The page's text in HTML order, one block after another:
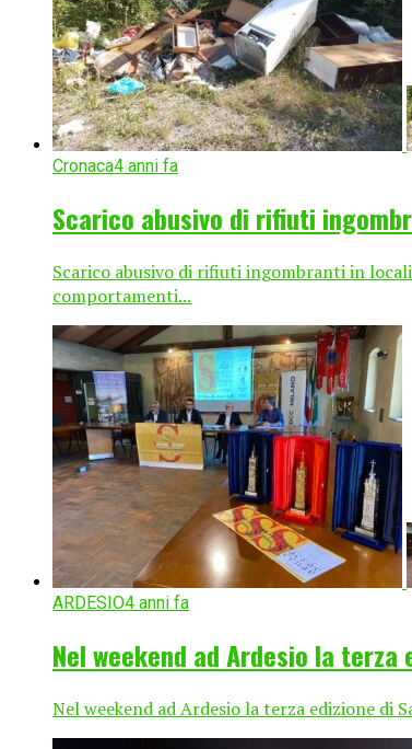
Cronaca4 anni fa
Scarico abusivo di rifiuti
Scarico abusivo di rifiuti ingombranti in
comportamenti...
ARDESIO4 anni fa
Nel weekend ad Ardesio la terza
Nel weekend ad Ardesio la terza edizione di